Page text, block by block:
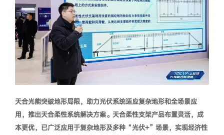
天合光能突破地形局限，助力光伏系统适应复杂地形和全场景应
用，推出天合柔性系统解决方案。天合柔性支架产品布置灵活，成
本更优，已广泛应用于复杂地形及多种“光伏+”场景，实现经济性